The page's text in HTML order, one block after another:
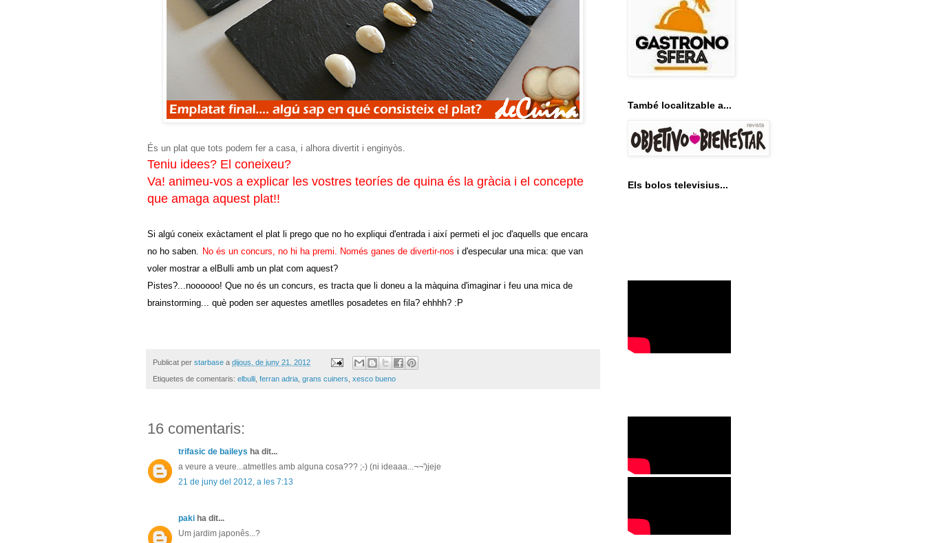
És un plat que tots podem fer a casa, i alhora divertit i enginyòs.
Teniu idees? El coneixeu?
Va! animeu-vos a explicar les vostres teoríes de quina és la gràcia i el concepte
que amaga aquest plat!!
Si algú coneix exàctament el plat li prego que no ho expliqui d'entrada i així permeti el joc d'aquells que encara
no ho saben.
No és un concurs, no hi ha premi. Només ganes de divertir-nos i d'especular una mica: que van
voler mostrar a elBulli amb un plat com aquest?
Pistes?...noooooo! Que no és un concurs, es tracta que li doneu a la màquina d'imaginar i feu una mica de
brainstorming... què poden ser aquestes ametlles posadetes en fila? ehhhh? :P
Publicat per starbase a dijous, de juny 21, 2012
Etiquetes de comentaris: elbulli ferran adria grans cuiners xesco bueno
16 comentaris:
trifasic de baileys ha dit...
a veure a veure...atmetlles amb alguna cosa??? ;-) (ni ideaaa...¬¬')jeje
21 de juny del 2012, a les 7:13
paki ha dit...
Um jardim japonês...?
També localitzable a...
Els bolos televisius...